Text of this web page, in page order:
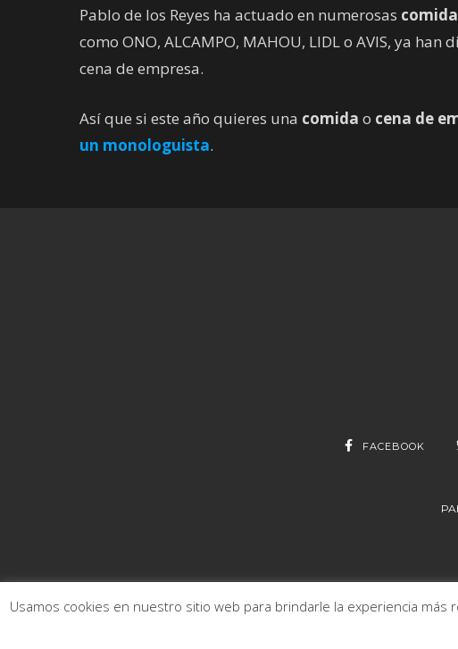
Pablo de los Reyes ha actuado en numerosas
como ONO, ALCAMPO, MAHOU, LIDL o AVIS, ya
cena de empresa.
Así que si este año quieres una comida o cena de
un monologuista.
FACEBOOK
Usamos cookies en nuestro sitio web para brindarle la experiencia más